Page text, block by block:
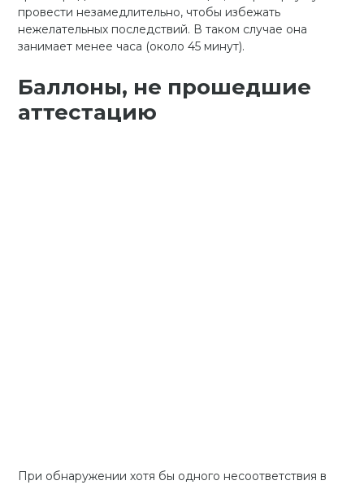
провести незамедлительно, чтобы избежать
нежелательных последствий. В таком случае она
занимает менее часа (около 45 минут).
Баллоны, не прошедшие
аттестацию
При обнаружении хотя бы одного несоответствия в